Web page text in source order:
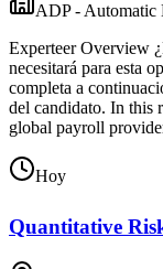
ADP - Automatic
Experteer Overview
necesitará para esta
completa a
del candidato. In this
global payroll
Hoy
Quantitative